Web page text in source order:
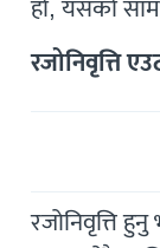
हो, यसको
रजोनिवृत्ति
रजोनिवृत्ति